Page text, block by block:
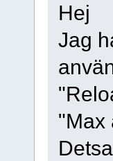
Hej
Jag
"Max